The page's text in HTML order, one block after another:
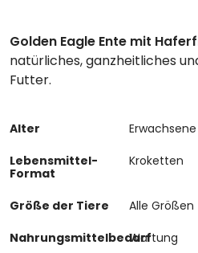
Golden Eagle Ente mit
natürliches, ganzheitliches
Futter.
Alter
Erwachsene
Lebensmittel-
Format
Kroketten
Größe der Tiere
Alle Größen
NahrungsmittelbedarfWartung